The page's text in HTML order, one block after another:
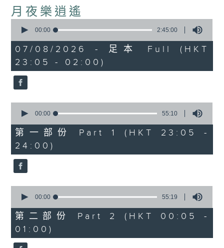
月夜樂逍遙
seconds
2
hours,
45
minutes,
0
seconds
00:00 2:45:00
07/08/2026 - 足本 Full (HKT
23:05 - 02:00)
seconds
55
minutes,
10
seconds
00:00 55:10
第一部份 Part 1 (HKT 23:05 -
24:00)
seconds
55
minutes,
19
seconds
00:00 55:19
第二部份 Part 2 (HKT 00:05 -
01:00)